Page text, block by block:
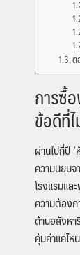
ต
การซื้
ข้อดีที่
ผ่านไปกี่ปี
ความนิยมจ
โรงแรมแ
ความต้อง
ด้านอสังห
คุ้มค่าแค่ไห